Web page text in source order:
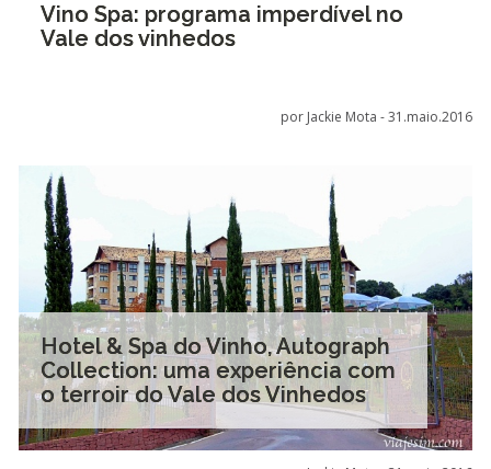
Vino Spa: programa imperdível no
Vale dos vinhedos
por Jackie Mota -31.maio.2016
Hotel & Spa do Vinho, Autograph
Collection: uma experiência com
o terroir do Vale dos Vinhedos